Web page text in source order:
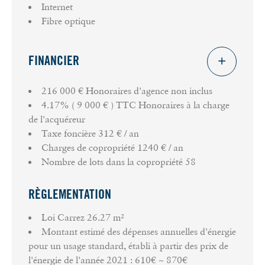
copropriété dont 25 lots à usage
d'habitation
kwh/m2/an)
Chauffage : Individuel électrique
Taxe foncière : 312 €
Charges annuelles : 1 230 € (eau froide, entretien
parties communes)
Prix de vente honoraires inclus : 225 000 €
TTC soit 4,17% du prix net vendeur
Prix net vendeur : 216 000 €
Nous vous informons que conformément à l'article
L. 561-5 du Code monétaire et financier, une pièce
d'identité vous sera demandée avant chaque visite.
Internet
Fibre optique
FINANCIER
216 000 € Honoraires d'agence non inclus
4.17% ( 9 000 € ) TTC Honoraires à la charge
de l'acquéreur
Taxe foncière 312 € / an
Charges de copropriété 1240 € / an
Nombre de lots dans la copropriété 58
RÈGLEMENTATION
Loi Carrez 26.27 m²
Montant estimé des dépenses annuelles d'énergie
pour un usage standard, établi à partir des prix de
l'énergie de l'année 2021 : 610€ ~ 870€